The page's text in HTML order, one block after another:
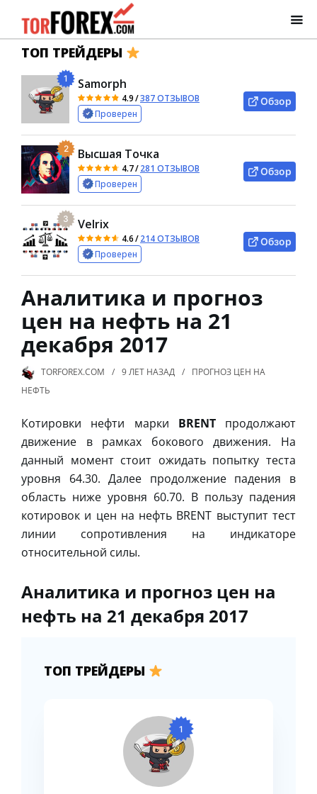
ТОП ТРЕЙДЕРЫ
1 Samorph
4.9/387 ОТЗЫВОВ
Проверен
Обзор
2 Высшая Точка
4.7/281 ОТЗЫВОВ
Проверен
Обзор
3 Velrix
4.6/214 ОТЗЫВОВ
Проверен
Обзор
Аналитика и прогноз
цен на нефть на 21
декабря 2017
TORFOREX.COM 9 ЛЕТ НАЗАД
ПРОГНОЗ ЦЕН НА
НЕФТЬ
Котировки нефти марки BRENTпродолжают
движение в рамках бокового движения. На
данный момент стоит ожидать попытку теста
уровня 64.30. Далее продолжение падения в
область ниже уровня 60.70. В пользу падения
котировок и цен на нефть BRENT выступит тест
линии сопротивления на индикаторе
относительной силы.
Аналитика и прогноз цен на
нефть на 21 декабря 2017
ТОП ТРЕЙДЕРЫ
1